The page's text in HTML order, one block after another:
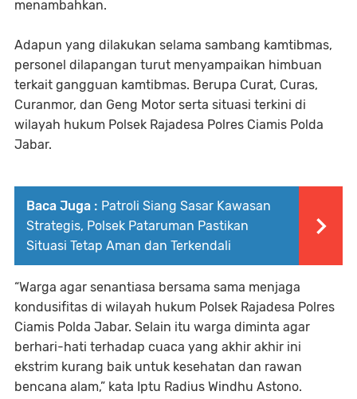
menambahkan.
Adapun yang dilakukan selama sambang kamtibmas,
personel dilapangan turut menyampaikan himbuan
terkait gangguan kamtibmas. Berupa Curat, Curas,
Curanmor, dan Geng Motor serta situasi terkini di
wilayah hukum Polsek Rajadesa Polres Ciamis Polda
Jabar.
Baca Juga : Patroli Siang Sasar Kawasan
Strategis, Polsek Pataruman Pastikan
Situasi Tetap Aman dan Terkendali
“Warga agar senantiasa bersama sama menjaga
kondusifitas di wilayah hukum Polsek Rajadesa Polres
Ciamis Polda Jabar. Selain itu warga diminta agar
berhari-hati terhadap cuaca yang akhir akhir ini
ekstrim kurang baik untuk kesehatan dan rawan
bencana alam,” kata Iptu Radius Windhu Astono.